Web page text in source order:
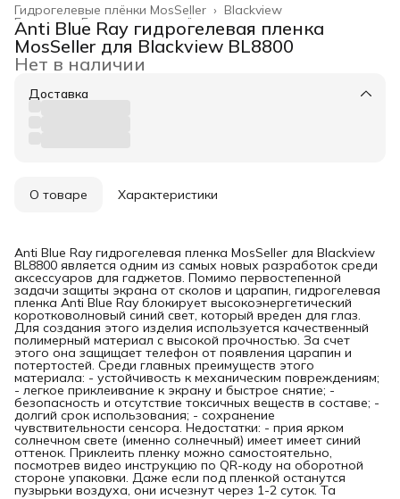
Blackview
Гидрогелевые плёнки MosSeller ›
Гидрогелевые плёнки ›
Главная ›
Anti Blue Ray гидрогелевая пленка
MosSeller для Blackview BL8800
Нет в наличии
Доставка
О товаре Характеристики
Anti Blue Ray гидрогелевая пленка MosSeller для Blackview
BL8800 является одним из самых новых разработок среди
аксессуаров для гаджетов. Помимо первостепенной
задачи защиты экрана от сколов и царапин, гидрогелевая
пленка Anti Blue Ray блокирует высокоэнергетический
коротковолновый синий свет, который вреден для глаз.
Для создания этого изделия используется качественный
полимерный материал с высокой прочностью. За счет
этого она защищает телефон от появления царапин и
потертостей. Среди главных преимуществ этого
материала: - устойчивость к механическим повреждениям;
- легкое приклеивание к экрану и быстрое снятие; -
безопасность и отсутствие токсичных веществ в составе; -
долгий срок использования; - сохранение
чувствительности сенсора. Недостатки: - прия ярком
солнечном свете (именно солнечный) имеет имеет синий
оттенок. Приклеить пленку можно самостоятельно,
посмотрев видео инструкцию по QR-коду на оборотной
стороне упаковки. Даже если под пленкой останутся
пузырьки воздуха, они исчезнут через 1-2 суток. Та